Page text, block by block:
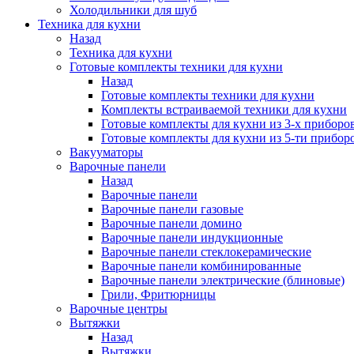
Холодильники для шуб
Техника для кухни
Назад
Техника для кухни
Готовые комплекты техники для кухни
Назад
Готовые комплекты техники для кухни
Комплекты встраиваемой техники для кухни
Готовые комплекты для кухни из 3-х
Готовые комплекты для кухни из 5-ти
Вакууматоры
Варочные панели
Назад
Варочные панели
Варочные панели газовые
Варочные панели домино
Варочные панели индукционные
Варочные панели стеклокерамические
Варочные панели комбинированные
Варочные панели электрические (блиновые)
Грили, Фритюрницы
Варочные центры
Вытяжки
Назад
Вытяжки